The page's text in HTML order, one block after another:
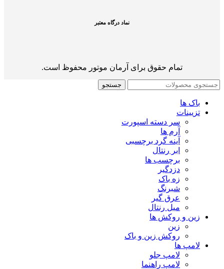
نماد درگاه معتبر
تمام حقوق برای آرمان موتور محفوظ است.
جستجو
باک ها
تزیینات
سر دسته اسپورت
آرم ها
آینه گرد برچسبی
ابر رنتال
برچسب ها
دزدگیر
زه باک
شبرنگ
عرق گیر
میل رنتال
زین و روکش ها
زین
روکش زین و باک
لامپ ها
لامپ جلو
لامپ راهنما